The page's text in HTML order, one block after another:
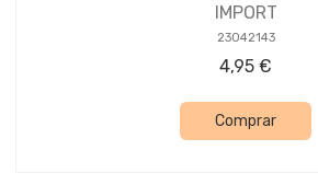
IMPORT
23042143
4,95 €
Comprar